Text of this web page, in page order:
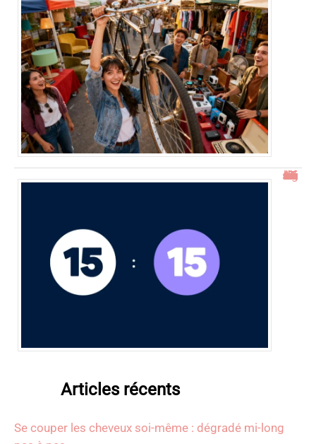
15h15 signification : découverte de l’heure miroir
Articles récents
Se couper les cheveux soi-même : dégradé mi-long